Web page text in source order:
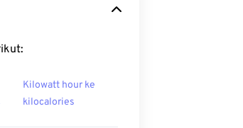
Kilowatt hour ke
kilocalories